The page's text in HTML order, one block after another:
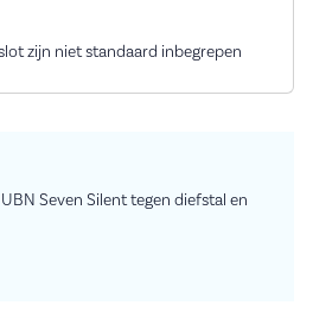
zijn niet standaard inbegrepen
Seven Silent tegen diefstal en